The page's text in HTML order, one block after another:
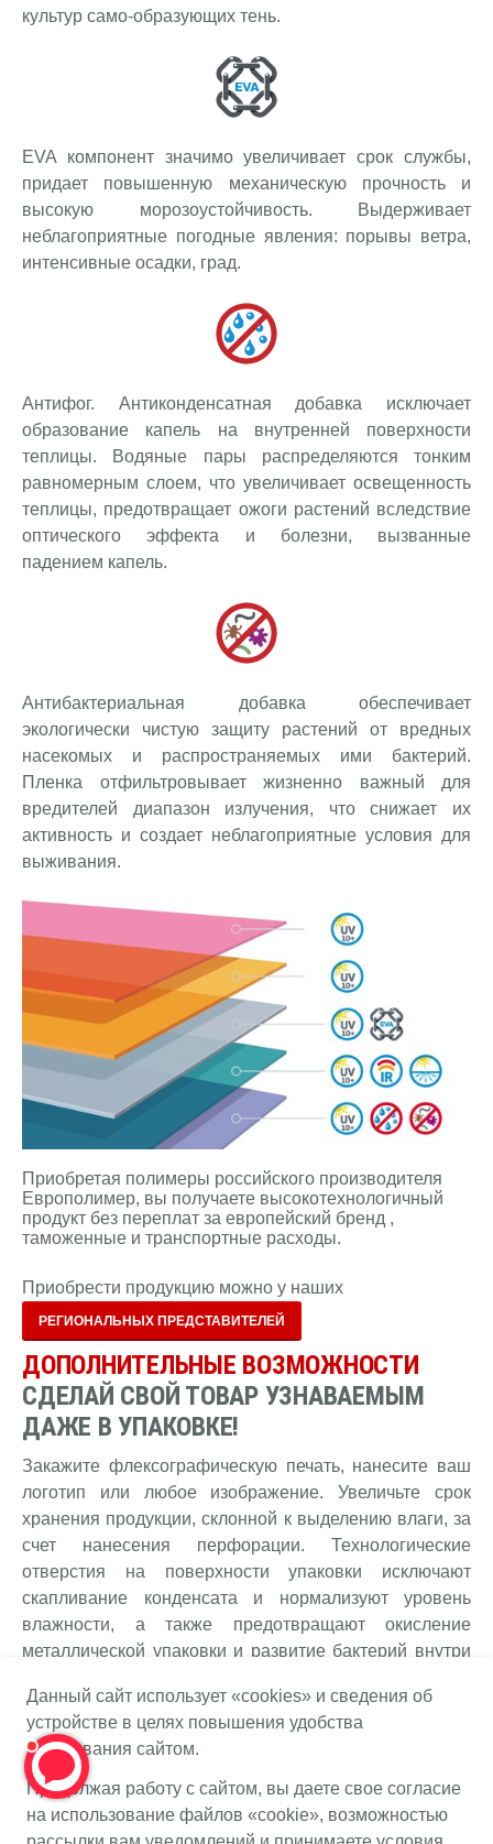
культур само-образующих тень.
EVA компонент значимо увеличивает срок службы,
придает повышенную механическую прочность и
высокую морозоустойчивость. Выдерживает
неблагоприятные погодные явления: порывы ветра,
интенсивные осадки, град.
Антифог. Антиконденсатная добавка исключает
образование капель на внутренней поверхности
теплицы. Водяные пары распределяются тонким
равномерным слоем, что увеличивает освещенность
теплицы, предотвращает ожоги растений вследствие
оптического эффекта и болезни, вызванные
падением капель.
Антибактериальная добавка обеспечивает
экологически чистую защиту растений от вредных
насекомых и распространяемых ими бактерий.
Пленка отфильтровывает жизненно важный для
вредителей диапазон излучения, что снижает их
активность и создает неблагоприятные условия для
выживания.
Приобретая полимеры российского производителя
Европолимер, вы получаете высокотехнологичный
продукт без переплат за европейский бренд ,
таможенные и транспортные расходы.
Приобрести продукцию можно у наших
РЕГИОНАЛЬНЫХ ПРЕДСТАВИТЕЛЕЙ
ДОПОЛНИТЕЛЬНЫЕ ВОЗМОЖНОСТИ
СДЕЛАЙ СВОЙ ТОВАР УЗНАВАЕМЫМ
ДАЖЕ В УПАКОВКЕ!
Закажите флексографическую печать, нанесите ваш
логотип или любое изображение. Увеличьте срок
хранения продукции, склонной к выделению влаги, за
счет нанесения перфорации. Технологические
отверстия на поверхности упаковки исключают
скапливание конденсата и нормализуют уровень
влажности, а также предотвращают окисление
металлической упаковки и развитие бактерий внутри
ФЛЕКСОГРАФИЯ
ПЕРФОРАЦИЯ
Данный сайт использует «cookies» и сведения об
устройстве в целях повышения удобства
пользования сайтом.
Продолжая работу с сайтом, вы даете свое согласие
на использование файлов «cookie», возможностью